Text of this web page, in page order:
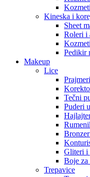
Kineska i
Sheet
Roleri i
Pedikir
Makeup
Lice
Tečni
Puderi
Gliteri i
Boje
Trepavice